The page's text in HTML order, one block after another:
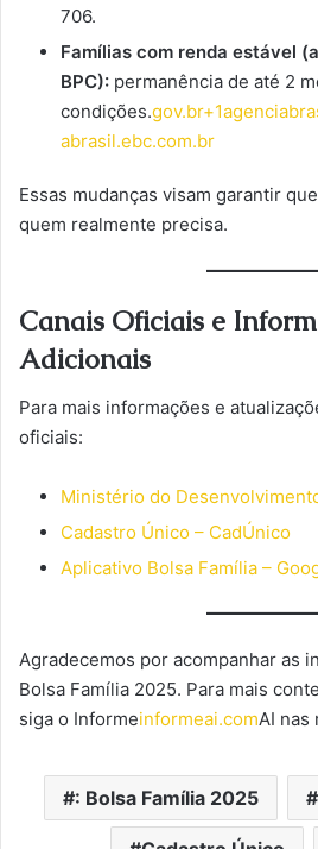
706.
Famílias com renda estável
BPC): permanência de até 2
condições.
abrasil.ebc.com.br
Essas mudanças visam garantir
quem realmente precisa.
Canais Oficiais e
Adicionais
Para mais informações e
oficiais:
Ministério do
Cadastro Único – CadÚnico
Aplicativo Bolsa Família –
Agradecemos por acompanhar as
Bolsa Família 2025. Para mais
siga o Informeinformeai.comAI nas
: Bolsa Família 2025